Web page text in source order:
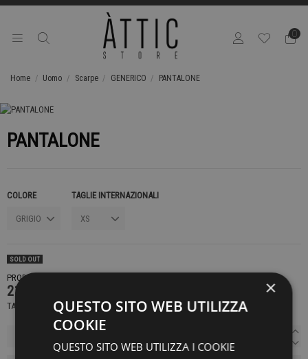
0
Home Uomo Scarpe GENERICO PANTALONE
PANTALONE
COLORE TAGLIE INTERNAZIONALI
SOLD OUT
PRODOTTO NON DISPONIBILE CONTATTACI PER SAPERE DI PIÙ
219,00 €
TASSE INCLUSE
×
QUESTO SITO WEB UTILIZZA
COOKIE
QUESTO SITO WEB UTILIZZA I COOKIE